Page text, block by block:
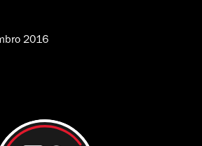
2016